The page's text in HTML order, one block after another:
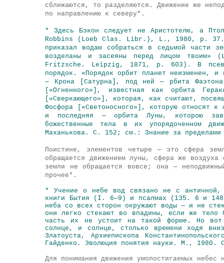
сближаются, то разделяются. Движение же
по направлению к северу*.
* Здесь Бэкон следует не Аристотелю, а
Robbins (Loeb Clas. Libr.), L., 1980, p. 37.
приказал водам собраться в седьмой части
возделаны и засеяны перед лицом
Fritzsche. Leipzig, 1871, p. 603). В псевдо-
порядок. «Порядок орбит планет неизменен,
— Крона [Сатурна], под ней — рбита
[«Огненного»], известная как орбита
[«Сверкающего»], которая, как считают,
Фосфора [«Светоносного»], которую относят
и последняя — орбита Луны, которою
божественные тела в их
Маханькова. С. 152; см.: Знание за
Поистине, элементов четыре — это сфера
обращается движением луны, сфера же
земли не обращается вовсе; она —
прочее*.
* Учение о небе вод связано не с античной,
книги Бытия (I. 6—9) и псалмах (135. 6 и 148.
неба со всех сторон окружают воды — и не
они легко стекают во впадины, если же
часть их не устоит на такой форме. Но
солнце, и солнце, столько времени ходя
Златоуста, Архиепископа
Гайденко. Эволюция понятия науки. М.,
Для понимания движения умопостигаемых